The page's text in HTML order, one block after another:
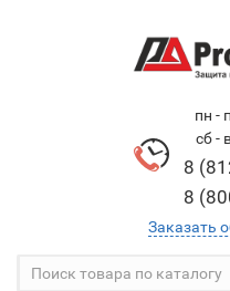
пн -
сб -
8
8
Заказать